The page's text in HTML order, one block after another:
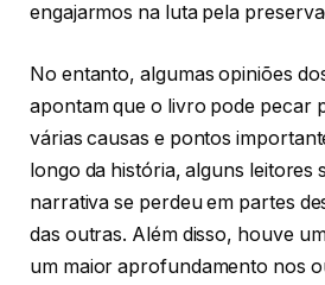
engajarmos na luta pela
No entanto, algumas opiniões
apontam que o livro pode pecar
várias causas e pontos
longo da história, alguns leitores
narrativa se perdeu em partes
das outras. Além disso, houve
um maior aprofundamento nos